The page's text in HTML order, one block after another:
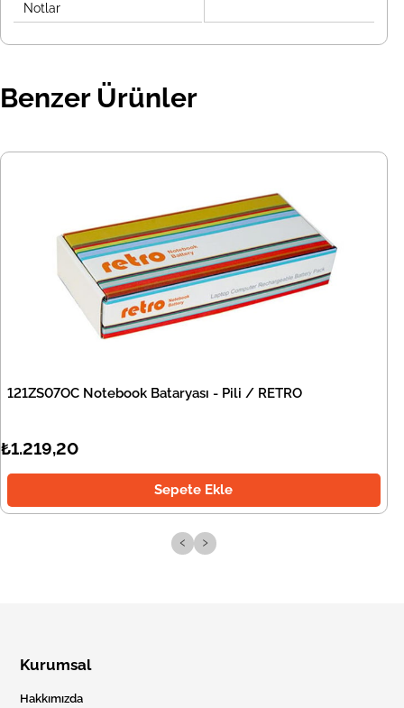
Notlar
Benzer Ürünler
121ZS07OC Notebook Bataryası - Pili / RETRO
₺1.219,20
Sepete Ekle
‹ ›
Kurumsal
Hakkımızda